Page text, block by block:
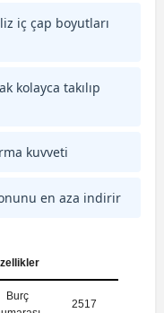
iç çap boyutları
kolayca takılıp
kuvveti
en aza indirir
Burç
2517